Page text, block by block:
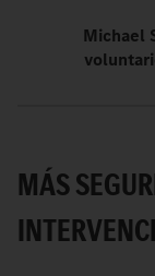
Michael
MÁS